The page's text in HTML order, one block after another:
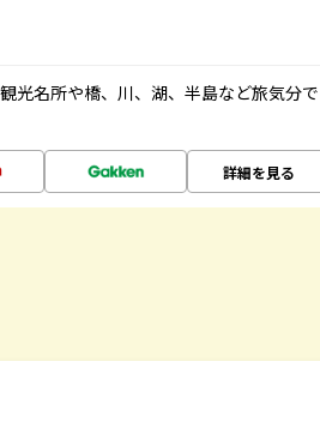
光名所や橋、川、湖、半島など旅気分で
詳細を見る